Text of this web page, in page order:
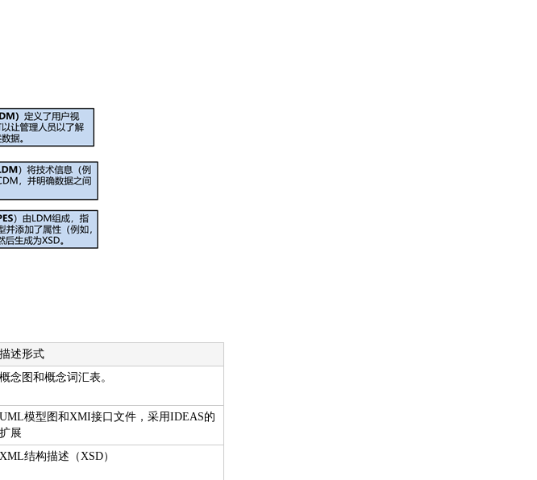
描述形式
概念图和概念词汇表。
UML模型图和XMI接口文件，采用IDEAS的
扩展
XML结构描述（XSD）